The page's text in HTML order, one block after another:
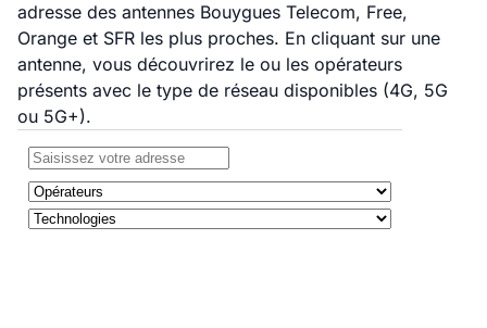
adresse des antennes Bouygues Telecom, Free,
Orange et SFR les plus proches. En cliquant sur une
antenne, vous découvrirez le ou les opérateurs
présents avec le type de réseau disponibles (4G, 5G
ou 5G+).